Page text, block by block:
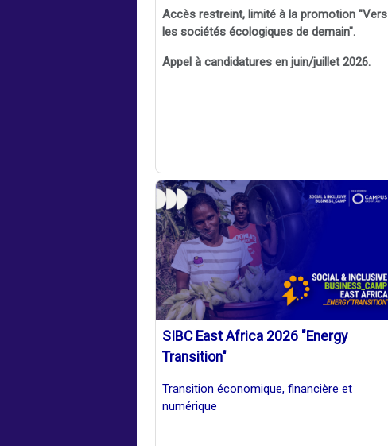
Accès restreint, limité à la promotion "Vers
les sociétés écologiques de demain".
Appel à candidatures en juin/juillet 2026.
SIBC East Africa 2026 "Energy
Transition"
Transition économique, financière et
numérique